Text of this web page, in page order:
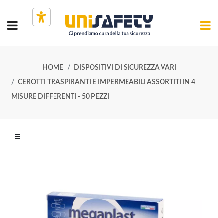
HOME DISPOSITIVI DI SICUREZZA VARI
CEROTTI TRASPIRANTI E IMPERMEABILI ASSORTITI IN 4
MISURE DIFFERENTI - 50 PEZZI